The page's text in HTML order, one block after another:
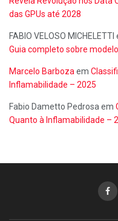
das GPUs até 2028
FABIO VELOSO MICHELETTI
Guia completo sobre
Marcelo Barboza em
Inflamabilidade – 2025
Fabio Dametto Pedrosa em
Quanto à Inflamabilidade –